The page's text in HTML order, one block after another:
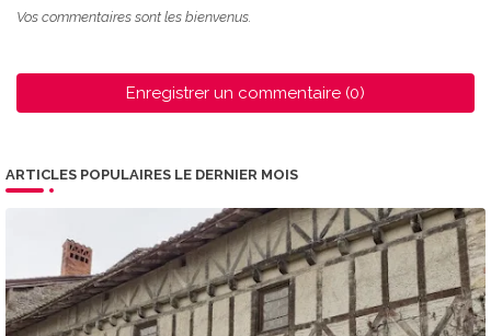
Vos commentaires sont les bienvenus.
Enregistrer un commentaire (0)
ARTICLES POPULAIRES LE DERNIER MOIS